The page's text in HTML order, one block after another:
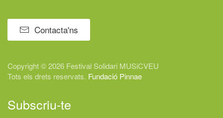
Contacta'ns
Copyright © 2026 Festival Solidari MUSiCVEU
Tots els drets reservats. Fundació Pinnae
Subscriu-te